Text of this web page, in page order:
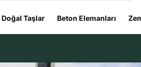
Doğal Taşlar Beton Elemanları